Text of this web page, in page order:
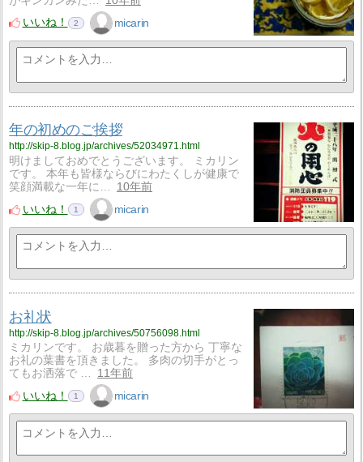
いいね！
2 micarin
年の初めのご挨拶
http://skip-8.blog.jp/archives/52034971.html
明けましておめでとうございます。 ミカリン
です。 本年も皆様ならびにわたくしが健康で
笑顔満載な一年に…
10年前
いいね！
1 micarin
お礼状
http://skip-8.blog.jp/archives/50756098.html
ミカリンです。 お歳暮を贈った方から 丁寧な
お礼の葉書を頂きました。 多肉の切手がとっ
てもお洒落で …
11年前
いいね！
1 micarin